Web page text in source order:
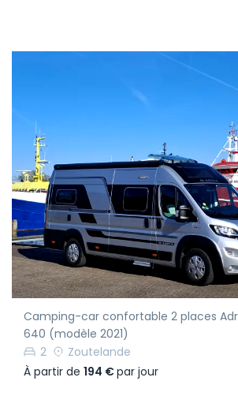
Camping-car confortable 2 places
640 (modèle 2021)
2
Zoutelande
À partir de 194 €par jour